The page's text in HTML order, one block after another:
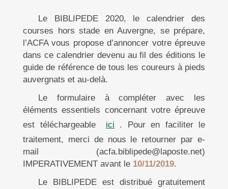
Le BIBLIPEDE 2020, le calendrier des
courses hors stade en Auvergne, se prépare,
l’ACFA vous propose d’annoncer votre épreuve
dans ce calendrier devenu au fil des éditions le
guide de référence de tous les coureurs à pieds
auvergnats et au-delà.
Le formulaire à compléter avec les
éléments essentiels concernant votre épreuve
est téléchargeable
ici
. Pour en faciliter le
traitement, merci de nous le retourner par e-
mail (acfa.biblipede@laposte.net)
IMPERATIVEMENT avant le 10/11/2019.
Le BIBLIPEDE est distribué gratuitement